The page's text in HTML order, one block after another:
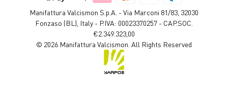
Manifattura Valcismon S.p.A. - Via Marconi 81/83, 32030
Fonzaso (BL), Italy - P.IVA: 00023370257 - CAP.SOC.
€2.349.323,00
© 2026 Manifattura Valcismon. All Rights Reserved